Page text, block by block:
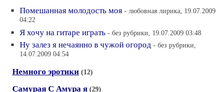
Помешанная молодость моя - любовная лирика, 19.07.2009
04:22
Я хочу на гитаре играть - без рубрики, 19.07.2009 03:48
Ну залез я нечаянно в чужой огород - без рубрики,
14.07.2009 04:54
Немного эротики (12)
Самурая С Амура я (29)